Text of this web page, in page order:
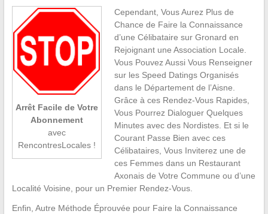
Arrêt Facile de Votre
Abonnement
avec
RencontresLocales !
Cependant, Vous Aurez Plus de
Chance de Faire la Connaissance
d’une Célibataire sur Gronard en
Rejoignant une Association Locale.
Vous Pouvez Aussi Vous Renseigner
sur les Speed Datings Organisés
dans le Département de l’Aisne.
Grâce à ces Rendez-Vous Rapides,
Vous Pourrez Dialoguer Quelques
Minutes avec des Nordistes. Et si le
Courant Passe Bien avec ces
Célibataires, Vous Inviterez une de
ces Femmes dans un Restaurant
Axonais de Votre Commune ou d’une
Localité Voisine, pour un Premier Rendez-Vous.
Enfin, Autre Méthode Éprouvée pour Faire la Connaissance